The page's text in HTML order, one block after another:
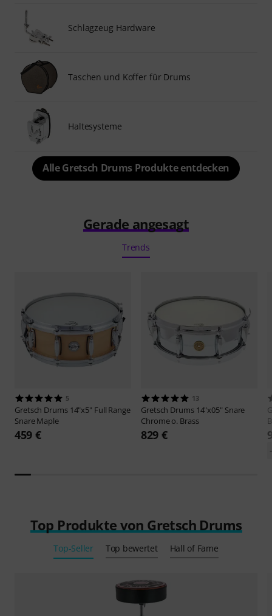
Schlagzeug Hardware
Taschen und Koffer für Drums
Haltesysteme
Alle Gretsch Drums Produkte entdecken
Gerade angesagt
Trends
5
Gretsch Drums 14"x5" Full Range
Snare Maple
459 €
13
Gretsch Drums 14"x05" Snare
Chrome o. Brass
829 €
Top Produkte von Gretsch Drums
Top-Seller Top bewertet Hall of Fame